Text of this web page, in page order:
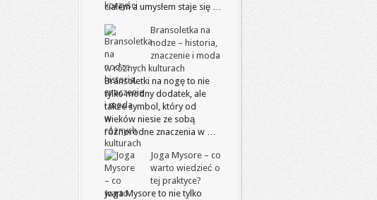
ciałem a umysłem staje się …
Bransoletka na
nodze – historia,
znaczenie i moda
w różnych kulturach
Bransoletki na nogę to nie
tylko modny dodatek, ale
także symbol, który od
wieków niesie ze sobą
różnorodne znaczenia w …
Joga Mysore – co
warto wiedzieć o
tej praktyce?
Joga Mysore to nie tylko